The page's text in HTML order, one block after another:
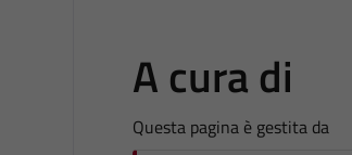
A cura di
Questa pagina è gestita da